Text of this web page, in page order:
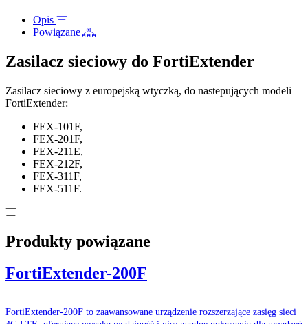
Opis
Powiązane
Zasilacz sieciowy do FortiExtender
Zasilacz sieciowy z europejską wtyczką, do nastepujących modeli
FortiExtender:
FEX-101F,
FEX-201F,
FEX-211E,
FEX-212F,
FEX-311F,
FEX-511F.
Produkty powiązane
FortiExtender-200F
FortiExtender-200F to zaawansowane urządzenie rozszerzające zasięg sieci